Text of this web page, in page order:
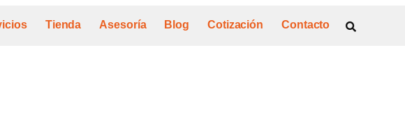
Tienda Asesoría Blog Cotización Contacto